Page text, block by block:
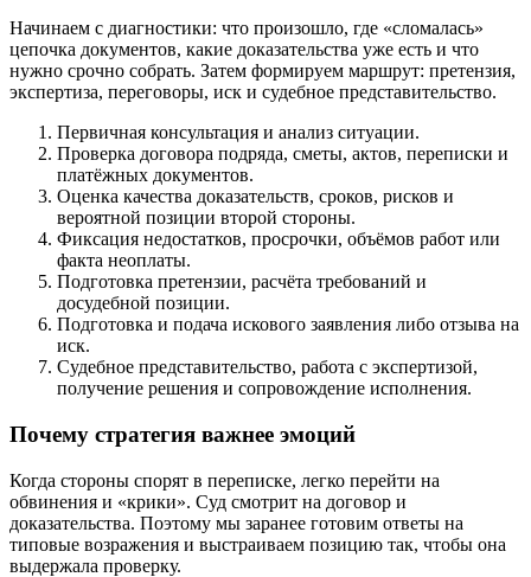
Начинаем с диагностики: что произошло, где «сломалась»
цепочка документов, какие доказательства уже есть и что
нужно срочно собрать. Затем формируем маршрут: претензия,
экспертиза, переговоры, иск и судебное представительство.
Первичная консультация и анализ ситуации.
Проверка договора подряда, сметы, актов, переписки и
платёжных документов.
Оценка качества доказательств, сроков, рисков и
вероятной позиции второй стороны.
Фиксация недостатков, просрочки, объёмов работ или
факта неоплаты.
Подготовка претензии, расчёта требований и
досудебной позиции.
Подготовка и подача искового заявления либо отзыва на
иск.
Судебное представительство, работа с экспертизой,
получение решения и сопровождение исполнения.
Почему стратегия важнее эмоций
Когда стороны спорят в переписке, легко перейти на
обвинения и «крики». Суд смотрит на договор и
доказательства. Поэтому мы заранее готовим ответы на
типовые возражения и выстраиваем позицию так, чтобы она
выдержала проверку.